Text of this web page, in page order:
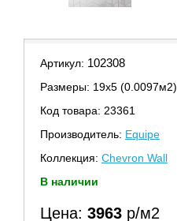
Артикул: 102308
Размеры: 19х5 (0.0097м2)
Код товара: 23361
Производитель: Equipe
Коллекция: Chevron Wall
В наличии
Цена: 3963 р/м2